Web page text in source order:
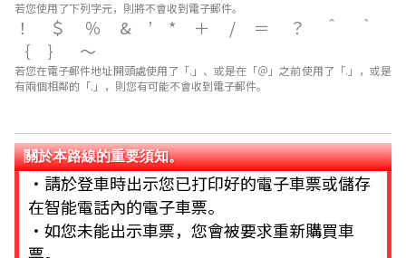
若您使用了下列字元，則將不會收到電子郵件。
！＄％&’*＋/＝？＾｀
｛｝～
若您在電子郵件地址開頭處使用了「.」、或是在「＠」之前使用了「.」，或是
有兩個相鄰的「.」，則您有可能不會收到電子郵件。
關於本路線的重要須知。
・請於登車時出示您已打印好的電子車票或儲存
在智能電話內的電子車票。
・如您未能出示車票，您會被要求重新購買車